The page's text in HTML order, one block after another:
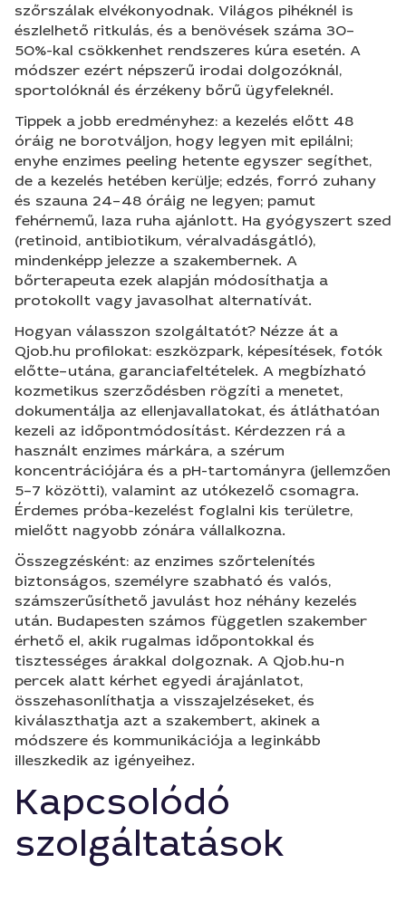
szőrszálak elvékonyodnak. Világos pihéknél is
észlelhető ritkulás, és a benövések száma 30–
50%-kal csökkenhet rendszeres kúra esetén. A
módszer ezért népszerű irodai dolgozóknál,
sportolóknál és érzékeny bőrű ügyfeleknél.
Tippek a jobb eredményhez: a kezelés előtt 48
óráig ne borotváljon, hogy legyen mit epilálni;
enyhe enzimes peeling hetente egyszer segíthet,
de a kezelés hetében kerülje; edzés, forró zuhany
és szauna 24–48 óráig ne legyen; pamut
fehérnemű, laza ruha ajánlott. Ha gyógyszert szed
(retinoid, antibiotikum, véralvadásgátló),
mindenképp jelezze a szakembernek. A
bőrterapeuta ezek alapján módosíthatja a
protokollt vagy javasolhat alternatívát.
Hogyan válasszon szolgáltatót? Nézze át a
Qjob.hu profilokat: eszközpark, képesítések, fotók
előtte–utána, garanciafeltételek. A megbízható
kozmetikus szerződésben rögzíti a menetet,
dokumentálja az ellenjavallatokat, és átláthatóan
kezeli az időpontmódosítást. Kérdezzen rá a
használt enzimes márkára, a szérum
koncentrációjára és a pH-tartományra (jellemzően
5–7 közötti), valamint az utókezelő csomagra.
Érdemes próba-kezelést foglalni kis területre,
mielőtt nagyobb zónára vállalkozna.
Összegzésként: az enzimes szőrtelenítés
biztonságos, személyre szabható és valós,
számszerűsíthető javulást hoz néhány kezelés
után. Budapesten számos független szakember
érhető el, akik rugalmas időpontokkal és
tisztességes árakkal dolgoznak. A Qjob.hu-n
percek alatt kérhet egyedi árajánlatot,
összehasonlíthatja a visszajelzéseket, és
kiválaszthatja azt a szakembert, akinek a
módszere és kommunikációja a leginkább
illeszkedik az igényeihez.
Kapcsolódó
szolgáltatások